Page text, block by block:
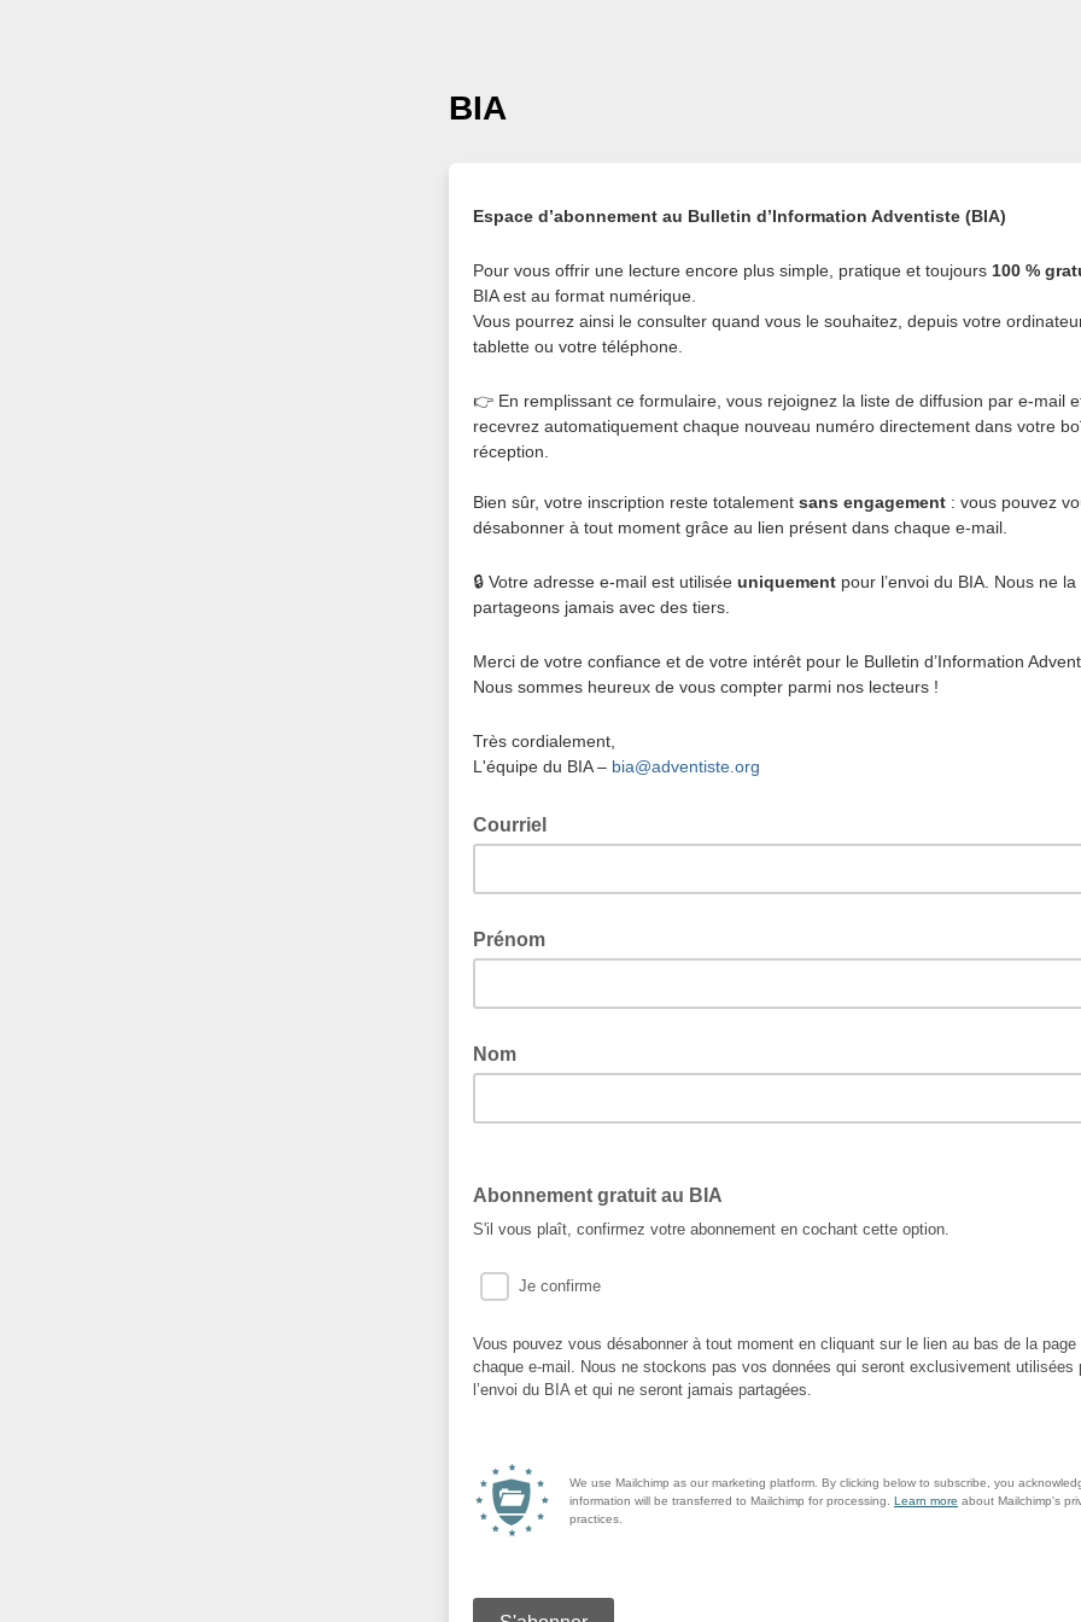
BIA
Espace d’abonnement au Bulletin d’Information Adventiste (BIA)
Pour vous offrir une lecture encore plus simple, pratique et toujours 100 %
BIA est au format numérique.
Vous pourrez ainsi le consulter quand vous le souhaitez, depuis votre
tablette ou votre téléphone.
👉 En remplissant ce formulaire, vous rejoignez la liste de diffusion par e-mail
recevrez automatiquement chaque nouveau numéro directement dans votre
réception.
Bien sûr, votre inscription reste totalement sans engagement : vous pouvez
désabonner à tout moment grâce au lien présent dans chaque e-mail.
🔒 Votre adresse e-mail est utilisée uniquement pour l’envoi du BIA. Nous ne la
partageons jamais avec des tiers.
Merci de votre confiance et de votre intérêt pour le Bulletin d’Information
Nous sommes heureux de vous compter parmi nos lecteurs !
Très cordialement,
L'équipe du BIA – bia@adventiste.org
Courriel
Prénom
Nom
Abonnement gratuit au BIA
S'il vous plaît, confirmez votre abonnement en cochant cette option.
Je confirme
Vous pouvez vous désabonner à tout moment en cliquant sur le lien au bas de la page
chaque e-mail. Nous ne stockons pas vos données qui seront exclusivement utilisées
l’envoi du BIA et qui ne seront jamais partagées.
We use Mailchimp as our marketing platform. By clicking below to subscribe, you
information will be transferred to Mailchimp for processing. Learn more about Mailchimp's
practices.